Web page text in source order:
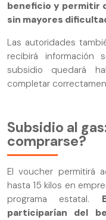
beneficio y permitir
sin mayores
Las autoridades
recibirá
subsidio quedará
completar
Subsidio al
comprarse?
El voucher permitirá
hasta 15 kilos en
programa estatal.
participarían del